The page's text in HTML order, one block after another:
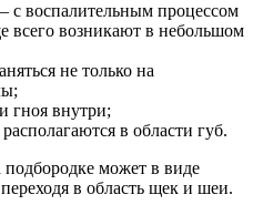
воспалительным процессом
всего возникают в небольшом
не только на
гноя внутри;
в области губ.
может в виде
в область щек и шеи.